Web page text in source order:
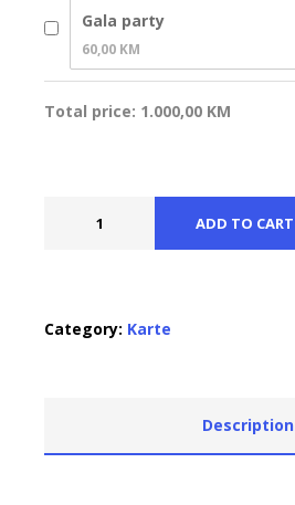
Gala party
60,00 KM
Total price: 1.000,00 KM
ADD TO CART
Category: Karte
Description